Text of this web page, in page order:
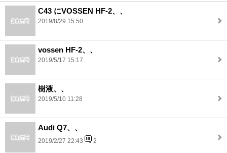
C43 にVOSSEN HF-2、、
2019/8/29 15:50
vossen HF-2、、
2019/5/17 15:17
樹液、、
2019/5/10 11:28
Audi Q7、、
2019/2/27 22:43 2